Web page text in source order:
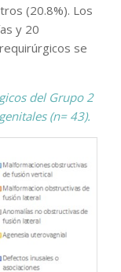
(20.8%). Los
y 20
se
del Grupo 2
(n= 43).